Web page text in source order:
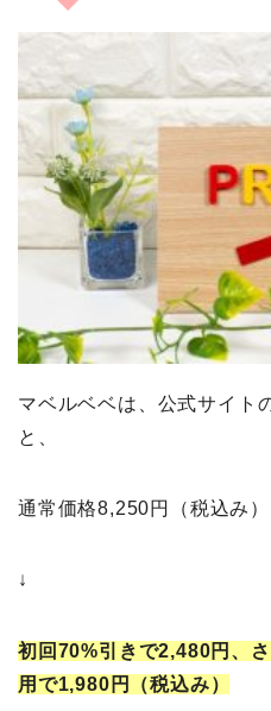
マベルベベは、公式サイト
と、
通常価格8,250円（税込み）
↓
初回70%引きで2,480円、
用で1,980円（税込み）